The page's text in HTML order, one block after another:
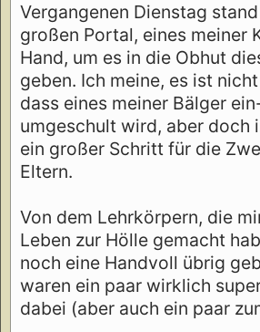
Vergangenen Dienstag
großen Portal, eines meiner
Hand, um es in die Obhut
geben. Ich meine, es ist
dass eines meiner Bälger
umgeschult wird, aber doch
ein großer Schritt für die
Eltern.
Von dem Lehrkörpern, die
Leben zur Hölle gemacht
noch eine Handvoll übrig
waren ein paar wirklich
dabei (aber auch ein paar